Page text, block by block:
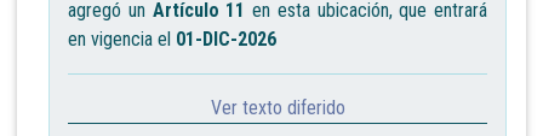
agregó un Artículo 11 en esta ubicación, que entrará
en vigencia el 01-DIC-2026
Ver texto diferido